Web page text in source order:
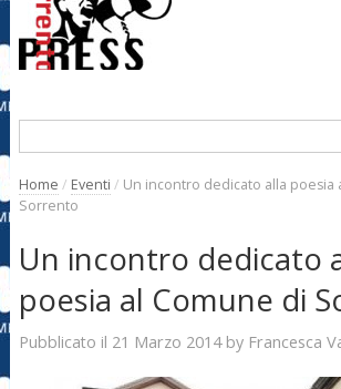
Home / Eventi / Un incontro dedicato alla poesia
Sorrento
Un incontro dedicato
poesia al Comune di
Pubblicato il 21 Marzo 2014by Francesca